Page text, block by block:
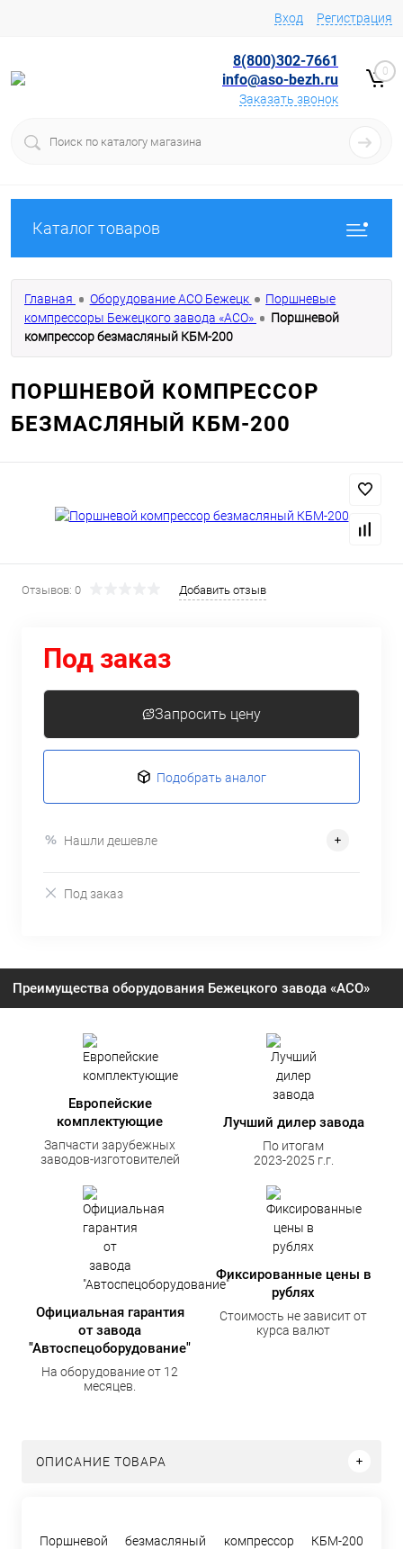
Вход Регистрация
8(800)302-7661
info@aso-bezh.ru
Заказать звонок
0
Каталог товаров
Главная Оборудование АСО Бежецк
Поршневые
компрессоры Бежецкого завода «АСО»
Поршневой
компрессор безмасляный КБМ-200
ПОРШНЕВОЙ КОМПРЕССОР
БЕЗМАСЛЯНЫЙ КБМ-200
Отзывов: 0 Добавить отзыв
Под заказ
Запросить цену
Подобрать аналог
Нашли дешевле
Под заказ
Преимущества оборудования Бежецкого завода «АСО»
Европейские
комплектующие
Запчасти зарубежных
заводов-изготовителей
Лучший дилер завода
По итогам
2023-2025 г.г.
Официальная гарантия
от завода
"Автоспецоборудование"
На оборудование от 12
месяцев.
Фиксированные цены в
рублях
Стоимость не зависит от
курса валют
ОПИСАНИЕ ТОВАРА
Поршневой безмасляный компрессор КБМ-200